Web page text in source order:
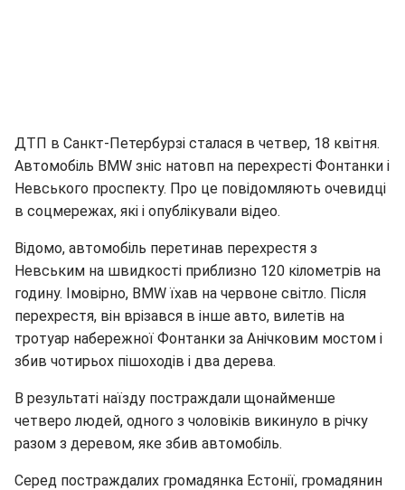
ДТП в Санкт-Петербурзі сталася в четвер, 18 квітня.
Автомобіль BMW зніс натовп на перехресті Фонтанки і
Невського проспекту. Про це повідомляють очевидці
в соцмережах, які і опублікували відео.
Відомо, автомобіль перетинав перехрестя з
Невським на швидкості приблизно 120 кілометрів на
годину. Імовірно, BMW їхав на червоне світло. Після
перехрестя, він врізався в інше авто, вилетів на
тротуар набережної Фонтанки за Анічковим мостом і
збив чотирьох пішоходів і два дерева.
В результаті наїзду постраждали щонайменше
четверо людей, одного з чоловіків викинуло в річку
разом з деревом, яке збив автомобіль.
Серед постраждалих громадянка Естонії, громадянин